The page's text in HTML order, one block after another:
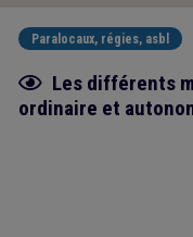
Paralocaux, régies, asbl
Fiche focus
Les différents
ordinaire et